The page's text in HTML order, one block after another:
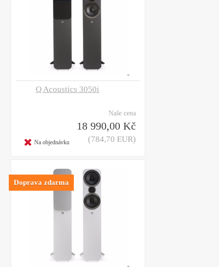
Q Acoustics 3050i
Naše cena
18 990,00 Kč
(784,70 EUR)
Na objednávku
Doprava zdarma